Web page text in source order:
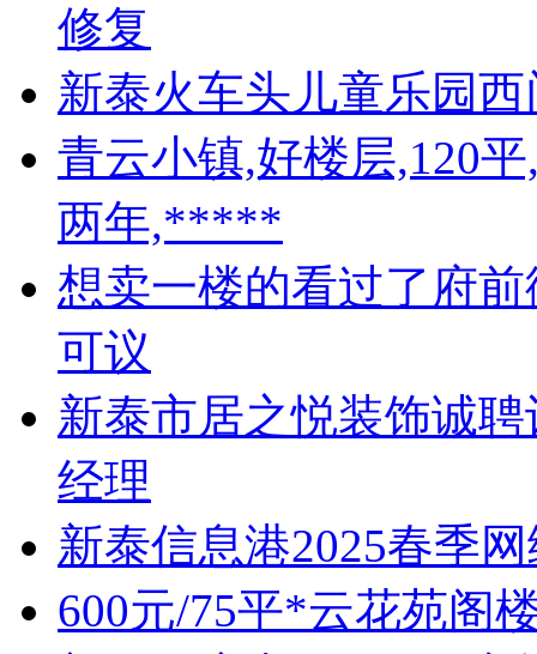
修复
新泰火车头儿童乐园
青云小镇,好楼层,120
两年,*****
想卖一楼的看过了府
可议
新泰市居之悦装饰诚
经理
新泰信息港2025春季
600元/75平*云花苑阁